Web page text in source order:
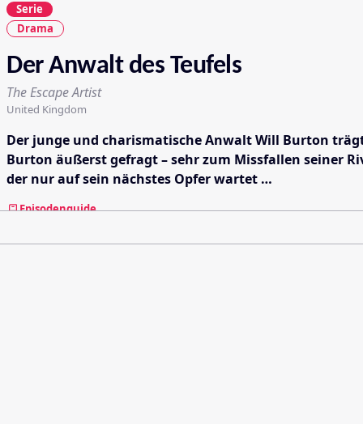
Serie
Drama
Der Anwalt des Teufels
The Escape Artist
United Kingdom
Der junge und charismatische Anwalt Will Burton
Burton äußerst gefragt – sehr zum Missfallen seiner
der nur auf sein nächstes Opfer wartet …
Episodenguide